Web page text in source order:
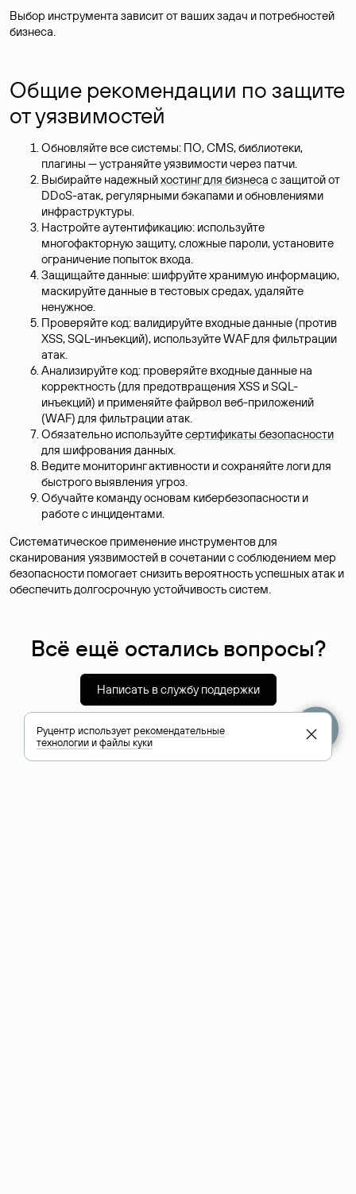
Выбор инструмента зависит от ваших задач и потребностей
бизнеса.
Общие рекомендации по защите
от уязвимостей
Обновляйте все системы: ПО, CMS, библиотеки,
плагины — устраняйте уязвимости через патчи.
Выбирайте надежныйхостинг для бизнеса с защитой от
DDoS-атак, регулярными бэкапами и обновлениями
инфраструктуры.
Настройте аутентификацию: используйте
многофакторную защиту, сложные пароли, установите
ограничение попыток входа.
Защищайте данные: шифруйте хранимую информацию,
маскируйте данные в тестовых средах, удаляйте
ненужное.
Проверяйте код: валидируйте входные данные (против
XSS, SQL-инъекций), используйте WAF для фильтрации
атак.
Анализируйте код: проверяйте входные данные на
корректность (для предотвращения XSS и SQL-
инъекций) и применяйте файрвол веб-приложений
(WAF) для фильтрации атак.
Обязательно используйтесертификаты безопасности
для шифрования данных.
Ведите мониторинг активности и сохраняйте логи для
быстрого выявления угроз.
Обучайте команду основам кибербезопасности и
работе с инцидентами.
Систематическое применение инструментов для
сканирования уязвимостей в сочетании с соблюдением мер
безопасности помогает снизить вероятность успешных атак и
обеспечить долгосрочную устойчивость систем.
Всё ещё остались вопросы?
Написать в службу поддержки
Руцентр используетрекомендательные
технологииифайлы куки